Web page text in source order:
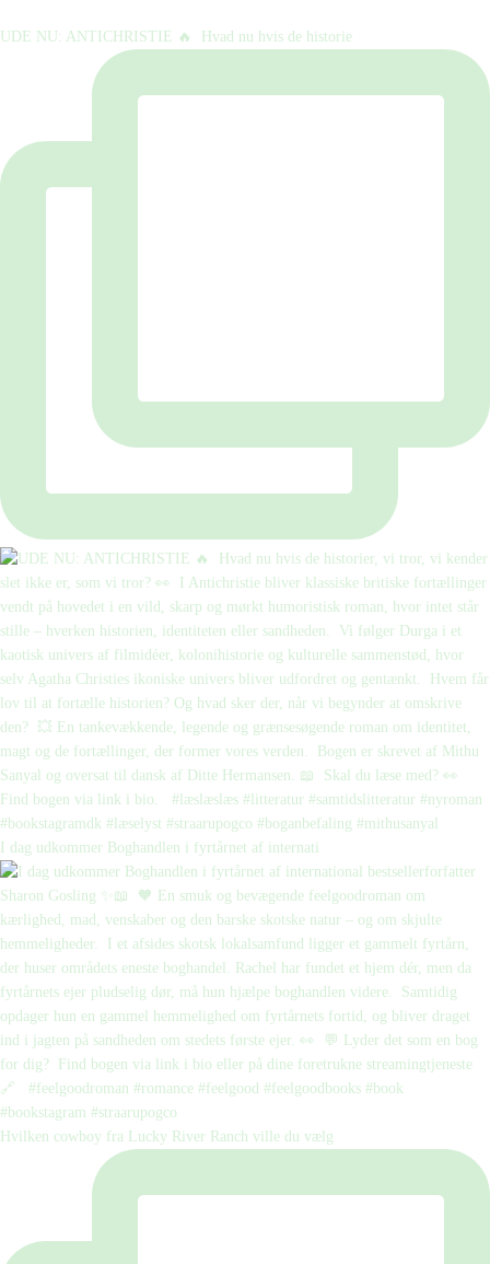
UDE NU: ANTICHRISTIE 🔥⁠ ⁠ Hvad nu hvis de historie
I dag udkommer Boghandlen i fyrtårnet af internati
Hvilken cowboy fra Lucky River Ranch ville du vælg